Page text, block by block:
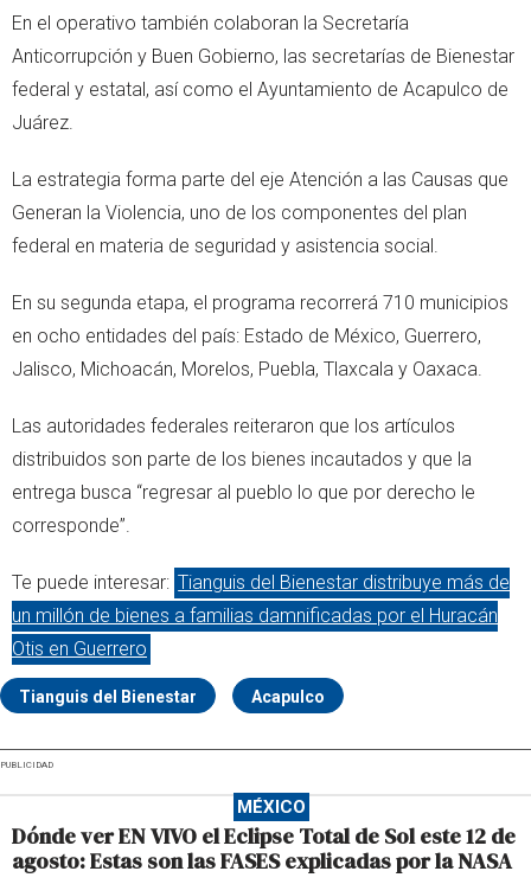
En el operativo también colaboran la Secretaría
Anticorrupción y Buen Gobierno, las secretarías de Bienestar
federal y estatal, así como el Ayuntamiento de Acapulco de
Juárez.
La estrategia forma parte del eje Atención a las Causas que
Generan la Violencia, uno de los componentes del plan
federal en materia de seguridad y asistencia social.
En su segunda etapa, el programa recorrerá 710 municipios
en ocho entidades del país: Estado de México, Guerrero,
Jalisco, Michoacán, Morelos, Puebla, Tlaxcala y Oaxaca.
Las autoridades federales reiteraron que los artículos
distribuidos son parte de los bienes incautados y que la
entrega busca “regresar al pueblo lo que por derecho le
corresponde”.
Te puede interesar: Tianguis del Bienestar distribuye más de
un millón de bienes a familias damnificadas por el Huracán
Otis en Guerrero
Tianguis del Bienestar Acapulco
PUBLICIDAD
MÉXICO
Dónde ver EN VIVO el Eclipse Total de Sol este 12 de
agosto: Estas son las FASES explicadas por la NASA